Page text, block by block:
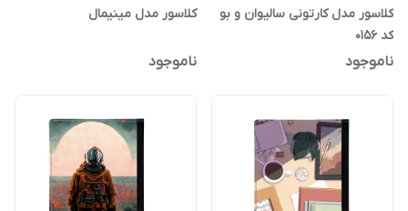
کلاسور مدل کارتونی سالیوان و بو
کد 0156
ناموجود
کلاسور مدل مینیمال
ناموجود